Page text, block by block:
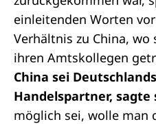
einleitenden Worten
Verhältnis zu China,
ihren Amtskollegen
China sei
Handelspartner, sagte
möglich sei, wolle man